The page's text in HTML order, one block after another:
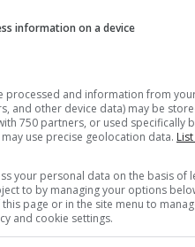
information on a device
processed and information from
and other device data) may be
750 partners, or used specifically
use precise geolocation data.
your personal data on the basis of
to by managing your options
page or in the site menu to
and cookie settings.